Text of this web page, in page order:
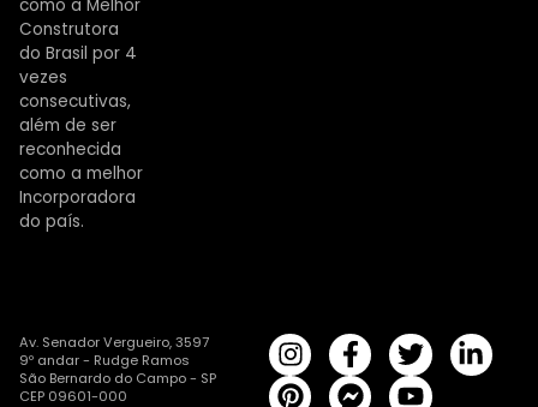
como a Melhor
Construtora
do Brasil por 4
vezes
consecutivas,
além de ser
reconhecida
como a melhor
Incorporadora
do país.
Av. Senador Vergueiro, 3597
9º andar - Rudge Ramos
São Bernardo do Campo - SP
CEP 09601-000